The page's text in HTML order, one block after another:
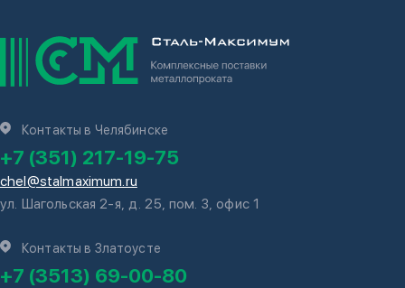
Контакты в Челябинске
+7 (351) 217-19-75
chel@stalmaximum.ru
ул. Шагольская 2-я, д. 25, пом. 3, офис 1
Контакты в Златоусте
+7 (3513) 69-00-80